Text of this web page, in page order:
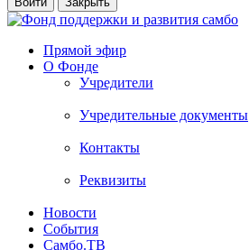
Прямой эфир
О Фонде
Учредители
Учредительные документы
Контакты
Реквизиты
Новости
События
Самбо.ТВ